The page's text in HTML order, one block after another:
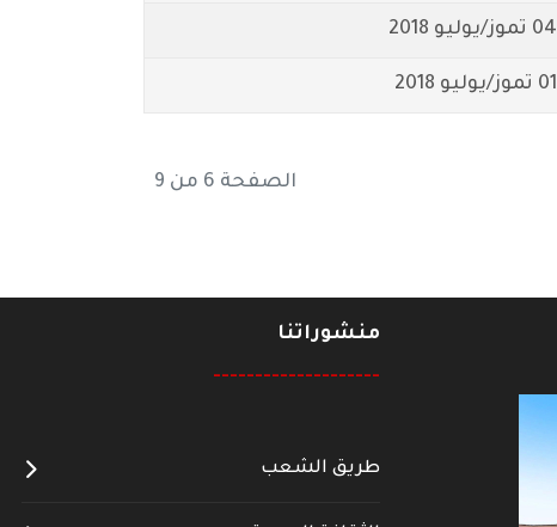
04 تموز/يوليو 2018
01 تموز/يوليو 2018
الصفحة 6 من 9
منشوراتنا
--------------------
طريق الشعب